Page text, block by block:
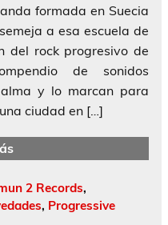
formada en Suecia
a esa escuela de
del rock progresivo de
de sonidos
y lo marcan para
ciudad en […]
2 Records,
, Progressive